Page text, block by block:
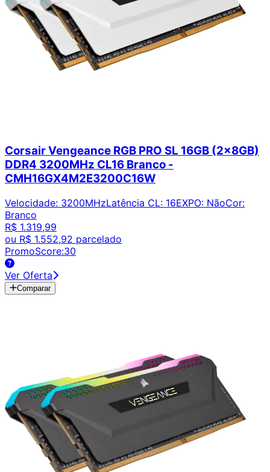
Corsair Vengeance RGB PRO SL 16GB (2x8GB)
DDR4 3200MHz CL16 Branco -
CMH16GX4M2E3200C16W
Velocidade: 3200MHzLatência CL: 16EXPO: NãoCor:
Branco
R$ 1.319,99
ou R$ 1.552,92 parcelado
PromoScore:30
Ver Oferta
Comparar